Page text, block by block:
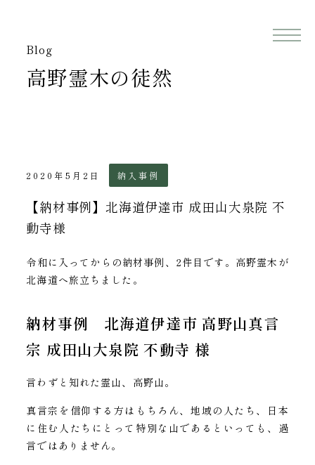
Blog
高野霊木の徒然
2020年5月2日 納入事例
【納材事例】北海道伊達市 成田山大泉院 不
動寺様
令和に入ってからの納材事例、2件目です。高野霊木が
北海道へ旅立ちました。
納材事例 北海道伊達市 高野山真言
宗 成田山大泉院 不動寺 様
言わずと知れた霊山、高野山。
真言宗を信仰する方はもちろん、地域の人たち、日本
に住む人たちにとって特別な山であるといっても、過
言ではありません。